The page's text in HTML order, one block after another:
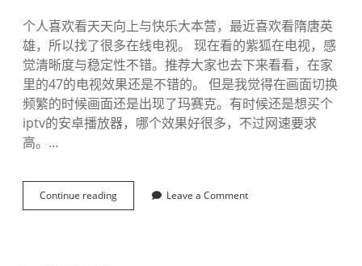
个人喜欢看天天向上与快乐大本营，最近喜欢看隋唐英
雄，所以找了很多在线电视。 现在看的紫狐在电视，感
觉清晰度与稳定性不错。推荐大家也去下来看看，在家
里的47的电视效果还是不错的。 但是我觉得在画面切换
频繁的时候画面还是出现了玛赛克。有时候还是想买个
iptv的安卓播放器，哪个效果好很多，不过网速要求
高。…
Continue reading
线
Leave a Comment